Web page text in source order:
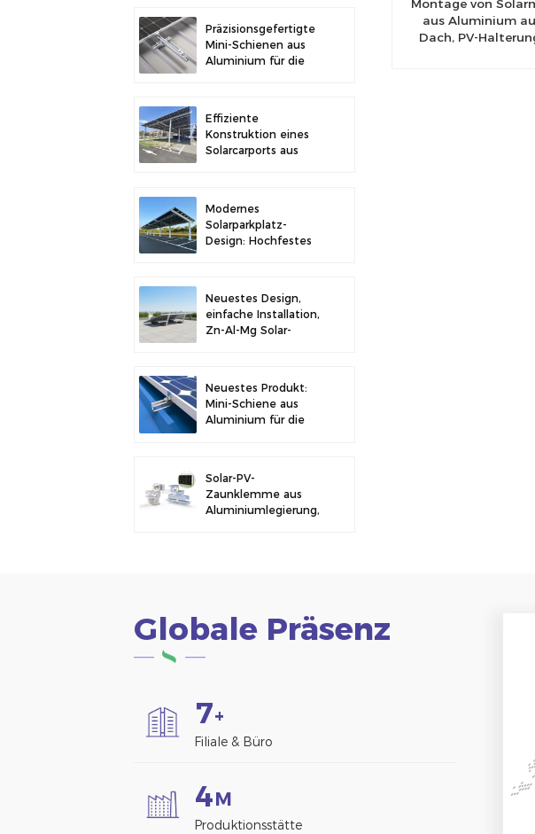
Montage von
aus Aluminium
Dach, PV-
Präzisionsgefertigte
Mini-Schienen aus
Aluminium für die
Effiziente
Konstruktion eines
Solarcarports aus
Modernes
Solarparkplatz-
Design: Hochfestes
Neuestes Design,
einfache Installation,
Zn-Al-Mg Solar-
Neuestes Produkt:
Mini-Schiene aus
Aluminium für die
Solar-PV-
Zaunklemme aus
Aluminiumlegierung,
Globale Präsenz
7+
Filiale & Büro
4M
Produktionsstätte